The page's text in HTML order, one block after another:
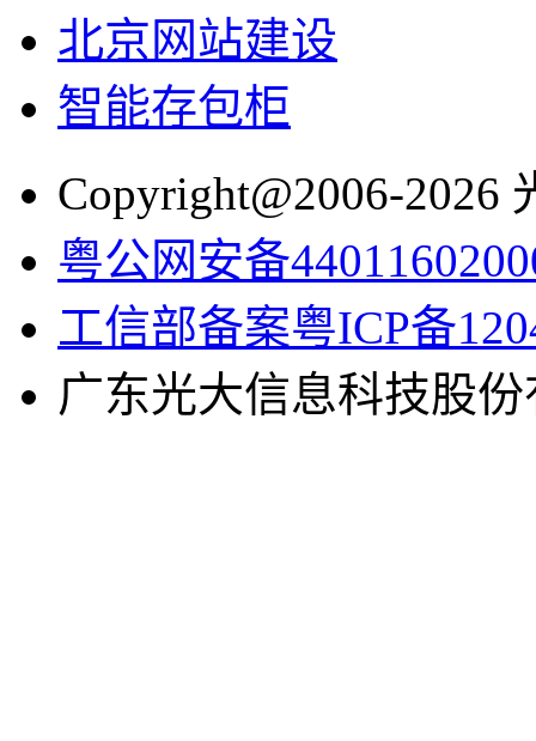
北京网站建设
智能存包柜
Copyright@2006-2026
粤公网安备
工信部备案粤ICP备
广东光大信息科技股